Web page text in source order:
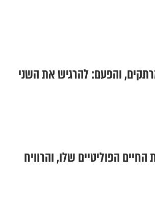
והפעם: להרגיש את השני
הפוליטיים שלו, והרוויח